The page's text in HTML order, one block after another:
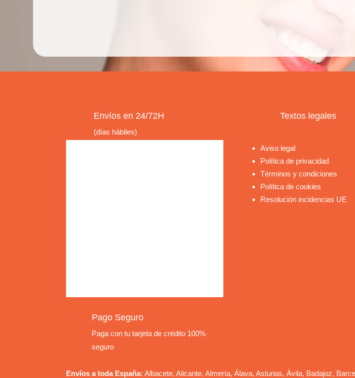
Envíos en 24/72H
(días hábiles)
Pago Seguro
Paga con tu tarjeta de crédito 100%
seguro
Textos legales
Aviso legal
Política de privacidad
Términos y condiciones
Política de cookies
Resolución incidencias UE
Envíos a toda España: Albacete, Alicante, Almería, Álava, Asturias, Ávila, Badajoz,